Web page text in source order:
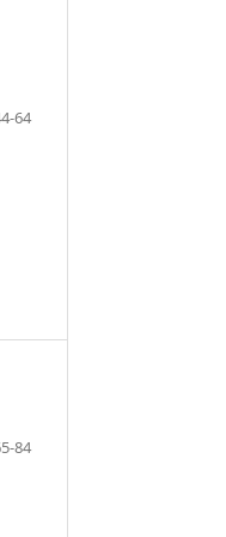
64
84